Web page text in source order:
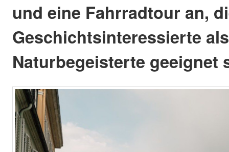
und eine Fahrradtour an,
Geschichtsinteressierte
Naturbegeisterte geeignet